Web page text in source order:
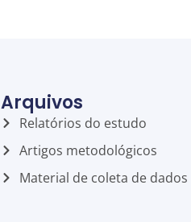
Arquivos
Relatórios do estudo
Artigos metodológicos
Material de coleta de dados